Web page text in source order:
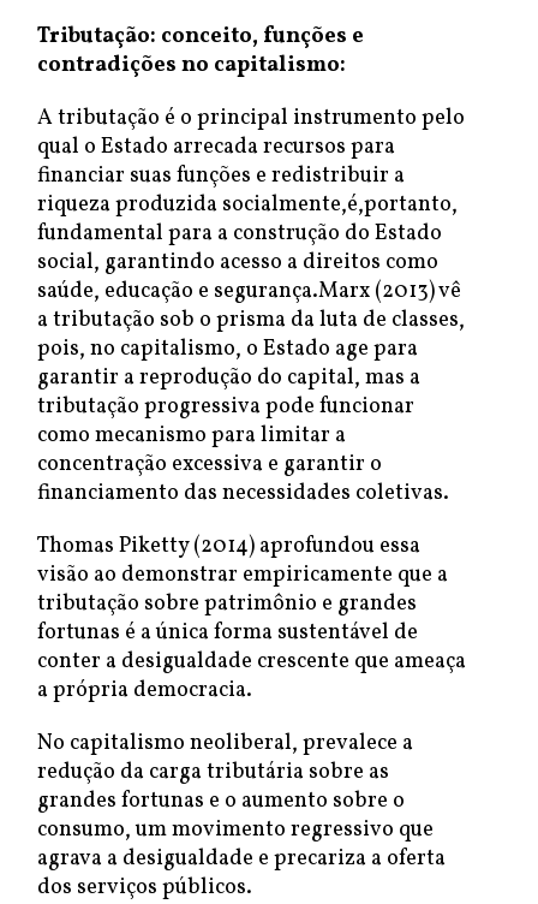
Tributação: conceito, funções e
contradições no capitalismo:
A tributação é o principal instrumento pelo
qual o Estado arrecada recursos para
financiar suas funções e redistribuir a
riqueza produzida socialmente,é,portanto,
fundamental para a construção do Estado
social, garantindo acesso a direitos como
saúde, educação e segurança.Marx (2013) vê
a tributação sob o prisma da luta de classes,
pois, no capitalismo, o Estado age para
garantir a reprodução do capital, mas a
tributação progressiva pode funcionar
como mecanismo para limitar a
concentração excessiva e garantir o
financiamento das necessidades coletivas.
Thomas Piketty (2014) aprofundou essa
visão ao demonstrar empiricamente que a
tributação sobre patrimônio e grandes
fortunas é a única forma sustentável de
conter a desigualdade crescente que ameaça
a própria democracia.
No capitalismo neoliberal, prevalece a
redução da carga tributária sobre as
grandes fortunas e o aumento sobre o
consumo, um movimento regressivo que
agrava a desigualdade e precariza a oferta
dos serviços públicos.